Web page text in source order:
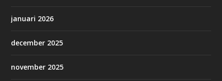
januari 2026
december 2025
november 2025